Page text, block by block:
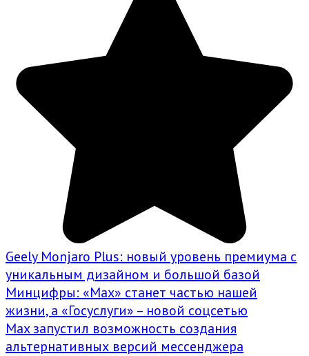
Geely Monjaro Plus: новый уровень премиума с
уникальным дизайном и большой базой
Минцифры: «Max» станет частью нашей
жизни, а «Госуслуги» – новой соцсетью
Max запустил возможность создания
альтернативных версий мессенджера